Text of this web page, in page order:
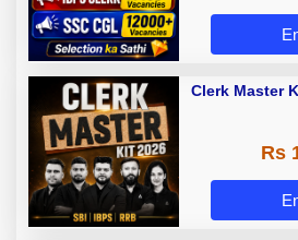
Clerk Master
Rs